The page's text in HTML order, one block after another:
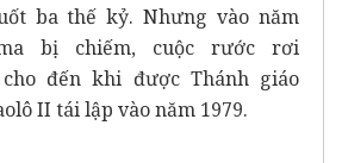
ba thế kỷ. Nhưng vào năm
bị chiếm, cuộc rước rơi
đến khi được Thánh giáo
II tái lập vào năm 1979.